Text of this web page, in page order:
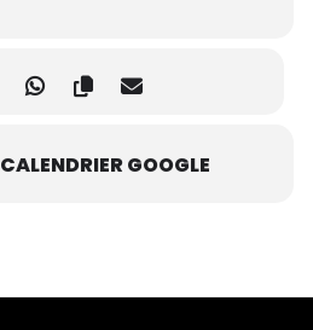
CALENDRIER GOOGLE